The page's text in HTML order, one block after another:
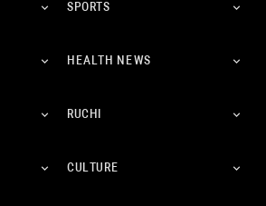
SPORTS
HEALTH NEWS
RUCHI
CULTURE